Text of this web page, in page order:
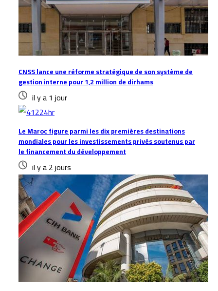
CNSS lance une réforme stratégique de son système de
gestion interne pour 1,2 million de dirhams
il y a 1 jour
Le Maroc figure parmi les dix premières destinations
mondiales pour les investissements privés soutenus par
le financement du développement
il y a 2 jours